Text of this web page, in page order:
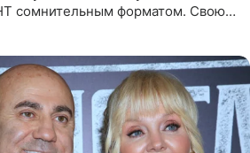
сомнительным форматом. Свою